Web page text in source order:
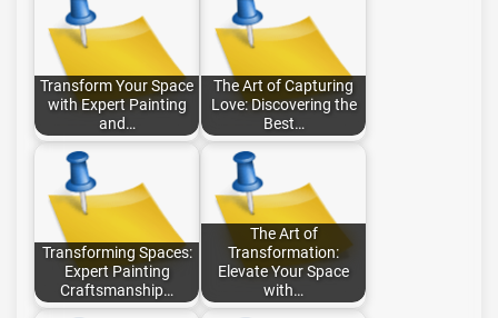
Transform Your Space
with Expert Painting
and…
The Art of Capturing
Love: Discovering the
Best…
Transforming Spaces:
Expert Painting
Craftsmanship…
The Art of
Transformation:
Elevate Your Space
with…